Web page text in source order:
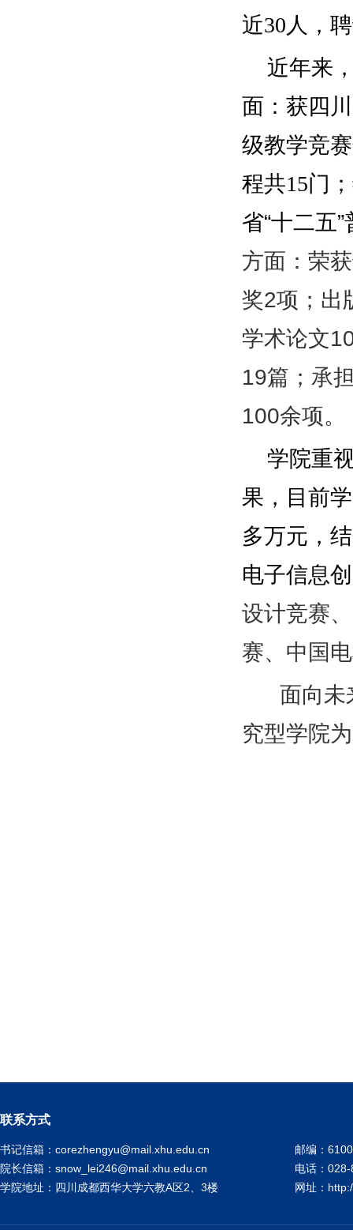
近30人，
近年来
面：获四
级教学竞
程共15门
省“十二五”
方面：荣
奖2项；出
学术论文
19篇；承
100余项。
学院重
果，目前
多万元，
电子信息
设计竞赛、
赛、中国
面向未
究型学院
联系方式
书记信箱：corezhengyu@mail.xhu.edu.cn
院长信箱：snow_lei246@mail.xhu.edu.cn
学院地址：四川成都西华大学六教A区2、3楼
邮编：
电话：
网址：